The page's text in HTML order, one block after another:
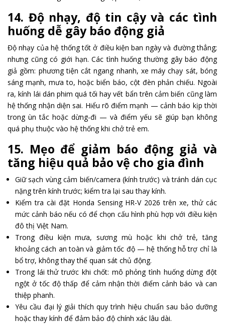
14. Độ nhạy, độ tin cậy và các tình
huống dễ gây báo động giả
Độ nhạy của hệ thống tốt ở điều kiện ban ngày và đường thẳng;
nhưng cũng có giới hạn. Các tình huống thường gây báo động
giả gồm: phương tiện cắt ngang nhanh, xe máy chạy sát, bóng
sáng mạnh, mưa to, hoặc biển báo, cột đèn phản chiếu. Ngoài
ra, kính lái dán phim quá tối hay vết bẩn trên cảm biến cũng làm
hệ thống nhận diện sai. Hiểu rõ điểm mạnh — cảnh báo kịp thời
trong ùn tắc hoặc dừng-đi — và điểm yếu sẽ giúp bạn không
quá phụ thuộc vào hệ thống khi chở trẻ em.
15. Mẹo để giảm báo động giả và
tăng hiệu quả bảo vệ cho gia đình
Giữ sạch vùng cảm biến/camera (kính trước) và tránh dán cục
nặng trên kính trước; kiểm tra lại sau thay kính.
Kiểm tra cài đặt Honda Sensing HR-V 2026 trên xe, thử các
mức cảnh báo nếu có để chọn cấu hình phù hợp với điều kiện
đô thị Việt Nam.
Trong điều kiện mưa, sương mù hoặc khi chở trẻ, tăng
khoảng cách an toàn và giảm tốc độ — hệ thống hỗ trợ chỉ là
bổ trợ, không thay thế quan sát chủ động.
Trong lái thử trước khi chốt: mô phỏng tình huống dừng đột
ngột ở tốc độ thấp để cảm nhận thời điểm cảnh báo và can
thiệp phanh.
Yêu cầu đại lý giải thích quy trình hiệu chuẩn sau bảo dưỡng
hoặc thay kính để đảm bảo độ chính xác lâu dài.